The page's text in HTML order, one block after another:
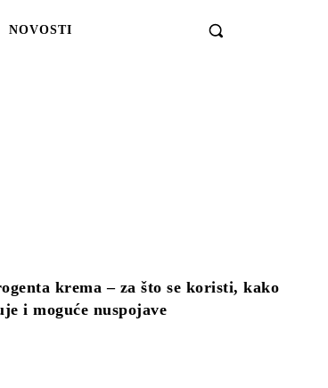
NOVOSTI
krema – za što se koristi, kako
i moguće nuspojave